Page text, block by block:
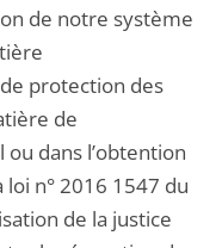
de notre système
protection des
de
dans l’obtention
loi n° 2016 1547 du
de la justice